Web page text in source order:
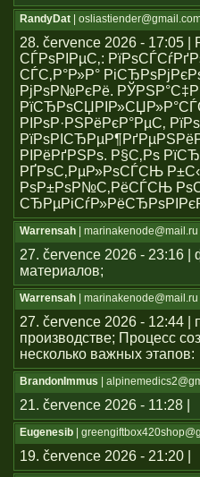
RandyDat |
28. července 2026 -
СЃРѕРІРµС‚:
СЃС‚Р°Р»Р°
РјРѕР№РєРё.
РІРѕР·РЅРёРєР°РµС‚
РІРёРґРЅРѕ. Р§С‚Рѕ
РҐРѕС‚РµР»РѕСЃСЊ
РѕР±РѕР№С‚РёСЃСЊ
Warrensah | marinakenode@mail.ru
27. července 2026 - 23:16
материалов;
Warrensah | marinakenode@mail.ru
27. července 2026 - 12:44 |
производстве; Процесс
несколько важных этапов:
BrandonImmus |
21. července 2026 - 11:28 |
Eugenesib |
19. července 2026 - 21:20 |